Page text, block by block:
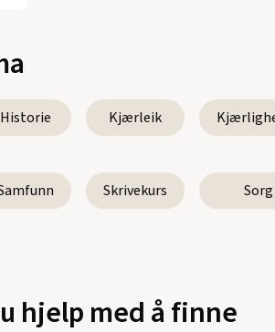
Historie Kjærleik
Skrivekurs Sorg
hjelp med å finne